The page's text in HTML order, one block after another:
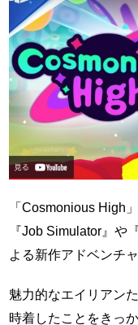
「Cosmonious High
『Job Simulator』や
よる新作アドベンチ
魅力的なエイリアン
時着したことをきっ